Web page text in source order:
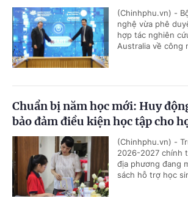
(Chinhphu.vn) -
nghệ vừa phê
hợp tác nghiên
Australia về công
Chuẩn bị năm học mới: Huy
bảo đảm điều kiện học tập cho
(Chinhphu.vn) -
2026-2027 chính
địa phương đang
sách hỗ trợ học